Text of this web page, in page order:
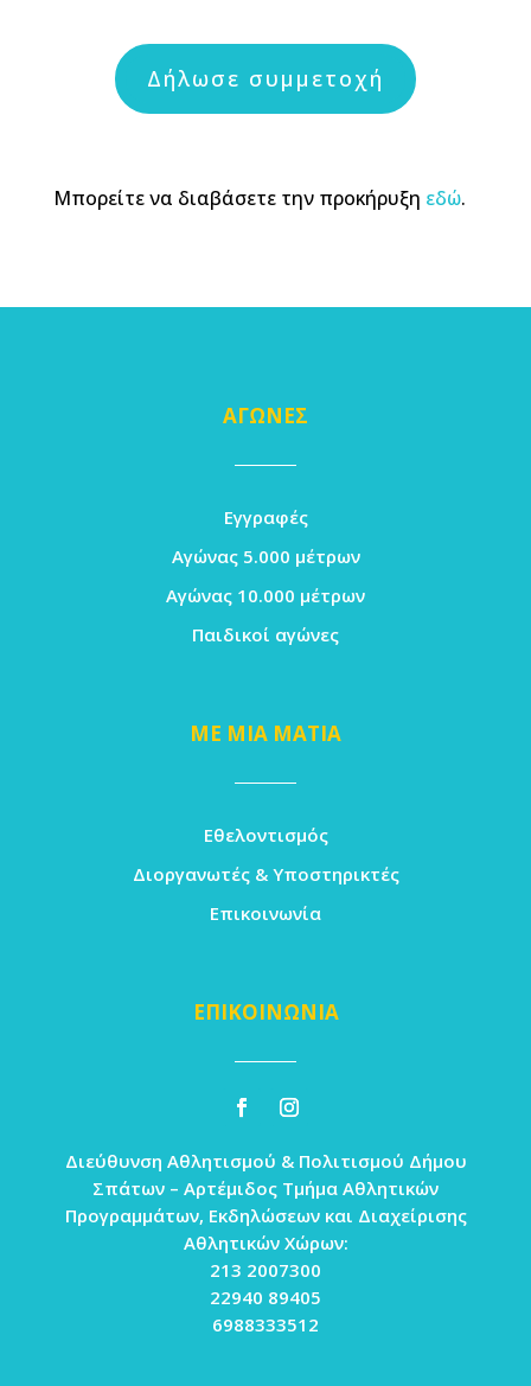
Δήλωσε συμμετοχή
Μπορείτε να διαβάσετε την προκήρυξη εδώ.
ΑΓΩΝΕΣ
Εγγραφές
Αγώνας 5.000 μέτρων
Αγώνας 10.000 μέτρων
Παιδικοί αγώνες
ΜΕ ΜΙΑ ΜΑΤΙΑ
Εθελοντισμός
Διοργανωτές & Υποστηρικτές
Επικοινωνία
ΕΠΙΚΟΙΝΩΝΙΑ
Διεύθυνση Αθλητισμού & Πολιτισμού Δήμου
Σπάτων – Αρτέμιδος Τμήμα Αθλητικών
Προγραμμάτων, Εκδηλώσεων και Διαχείρισης
Αθλητικών Χώρων:
213 2007300
22940 89405
6988333512